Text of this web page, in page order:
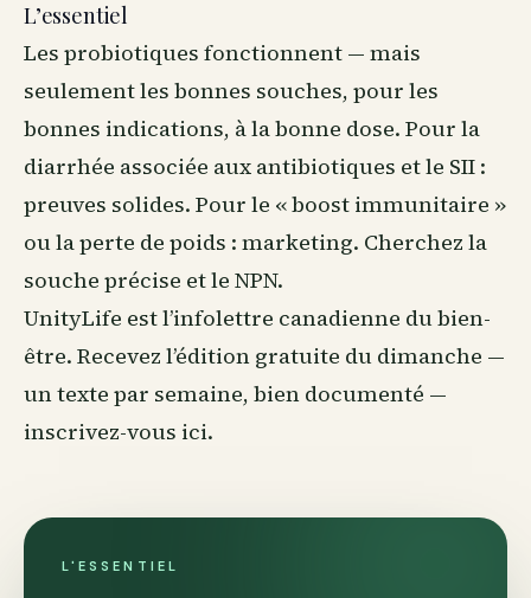
L’essentiel
Les probiotiques fonctionnent — mais
seulement les bonnes souches, pour les
bonnes indications, à la bonne dose. Pour la
diarrhée associée aux antibiotiques et le SII :
preuves solides. Pour le « boost immunitaire »
ou la perte de poids : marketing. Cherchez la
souche précise et le NPN.
UnityLife est l’infolettre canadienne dubien-
être. Recevez l’édition gratuite du dimanche —
un texte par semaine, bien documenté —
inscrivez-vous ici.
L'ESSENTIEL